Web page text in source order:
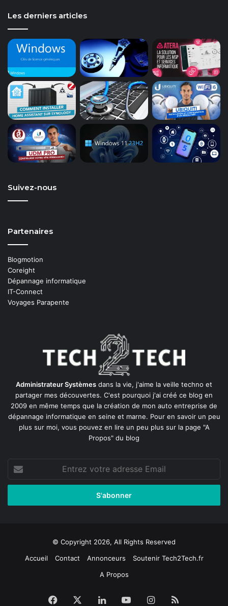
Les derniers articles
Suivez-nous
Partenaires
Blogmotion
Coreight
Dépannage informatique
IT-Connect
Voyages Parapente
Administrateur Systèmes dans la vie, j'aime la veille techno et
partager mes découvertes. C'est pourquoi j'ai créé ce blog en
2009 en même temps que la création de mon auto entreprise de
dépannage informatique en seine et marne. Pour en savoir un peu
plus sur moi, vous pouvez en lire un peu plus sur la page "A
Propos" du blog
Entrez
votre
adresse
© Copyright 2026, All Rights Reserved
Accueil
Contact Annonceurs
Soutenir Tech2Tech.fr
A Propos
Facebook LinkedinYouTubeInstagram